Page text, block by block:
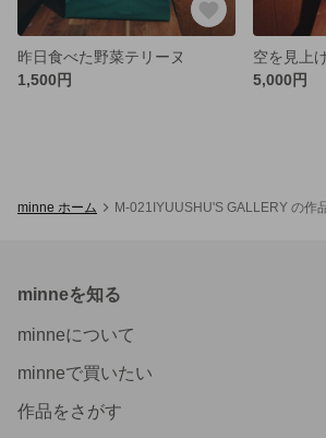
昨日食べた野菜テリーヌ
1,500円
空を見上
5,000円
minne ホーム M-021IYUUSHU'S GALLERY の作
minneを知る
minneについて
minneで買いたい
作品をさがす